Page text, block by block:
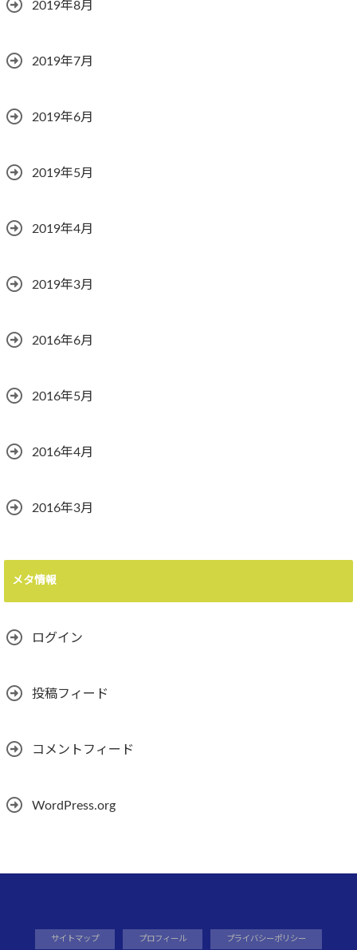
2019年8月
2019年7月
2019年6月
2019年5月
2019年4月
2019年3月
2016年6月
2016年5月
2016年4月
2016年3月
メタ情報
ログイン
投稿フィード
コメントフィード
WordPress.org
サイトマップ プロフィール プライバシーポリシー